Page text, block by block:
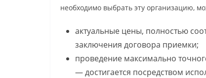
необходимо выбрать эту организацию,
актуальные цены, полностью
заключения договора приемки;
проведение максимально
— достигается посредством